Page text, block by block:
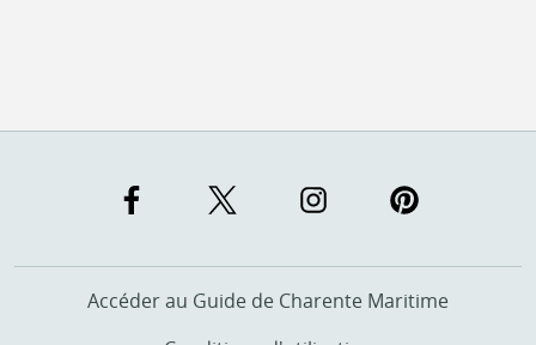
Accéder au Guide de Charente Maritime